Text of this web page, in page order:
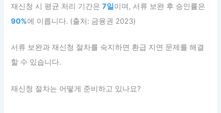
재신청 시 평균 처리 기간은7일이며, 서류 보완 후 승인률은
90%에 이릅니다. (출처: 금융권 2023)
서류 보완과 재신청 절차를 숙지하면 환급 지연 문제를 해결
할 수 있습니다.
재신청 절차는 어떻게 준비하고 있나요?